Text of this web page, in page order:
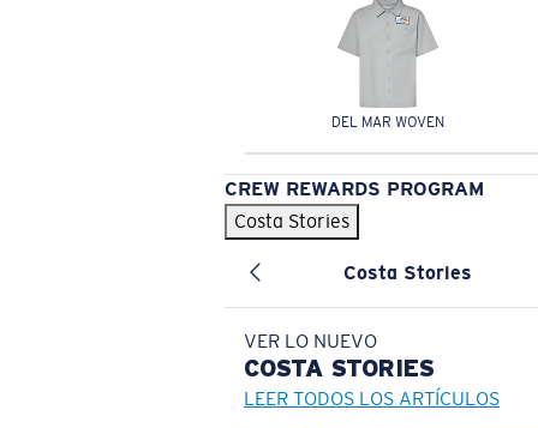
DEL MAR WOVEN
CREW REWARDS PROGRAM
Costa Stories
Costa Stories
VER LO NUEVO
COSTA STORIES
LEER TODOS LOS ARTÍCULOS